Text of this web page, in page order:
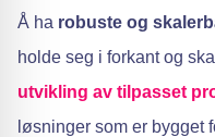
Å ha robuste og
holde seg i forkant og
utvikling av tilpasset
løsninger som er bygget